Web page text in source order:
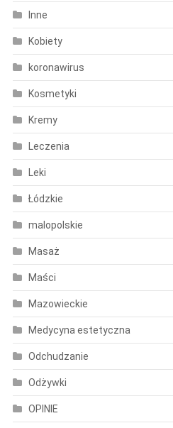
Inne
Kobiety
koronawirus
Kosmetyki
Kremy
Leczenia
Leki
Łódzkie
malopolskie
Masaż
Maści
Mazowieckie
Medycyna estetyczna
Odchudzanie
Odżywki
OPINIE